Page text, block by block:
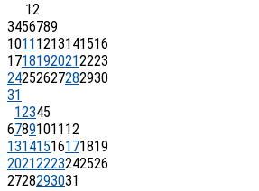
12
3456789
10111213141516
17181920212223
24252627282930
31
12345
6789101112
13141516171819
20212223242526
2728293031